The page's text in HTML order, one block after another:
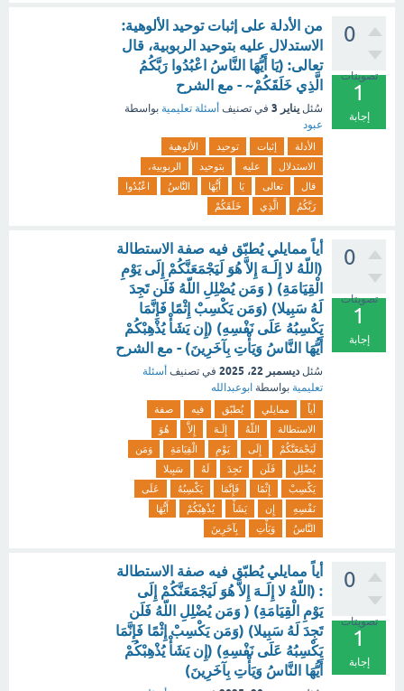
0
تصويتات
1
إجابة
من الأدلة على إثبات توحيد الألوهية:
الاستدلال عليه بتوحيد الربوبية، قال
تعالى: (يَا أَيُّهَا النَّاسُ اعْبُدُوا رَبَّكُمُ
الَّذِي خَلَقَكُمْ~ - مع الشرح
سُئل يناير 3 في تصنيف أسئلة تعليمية بواسطة
عبود
الأدلة إثبات توحيد
الألوهية
الاستدلال
عليه بتوحيد
الربوبية،
قال
تعالى يَا أَيُّهَا النَّاسُ
اعْبُدُوا
رَبَّكُمُ
الَّذِي خَلَقَكُمْ
0
تصويتات
1
إجابة
أياً ممايلي يُطبّق فيه صفة الاستطالة
(اللّهُ لا إِلَـهَ إِلاَّ هُوَ لَيَجْمَعَنَّكُمْ إِلَى يَوْمِ
الْقِيَامَةِ) ( وَمَن يُضْلِلِ اللّهُ فَلَن تَجِدَ
لَهُ سَبِيلا) (وَمَن يَكْسِبْ إِثْمًا فَإِنَّمَا
يَكْسِبُهُ عَلَى نَفْسِهِ) (إِن يَشَأْ يُذْهِبْكُمْ
أَيُّهَا النَّاسُ وَيَأْتِ بِآخَرِينَ) - مع الشرح
سُئل ديسمبر 22، 2025 في تصنيف أسئلة
تعليمية بواسطة ابوعبدالله
أياً ممايلي يُطبّق فيه
صفة
الاستطالة
اللّهُ إِلَـهَ إِلاَّ
هُوَ
لَيَجْمَعَنَّكُمْ
إِلَى يَوْمِ الْقِيَامَةِ
وَمَن
يُضْلِلِ
فَلَن تَجِدَ لَهُ
سَبِيلا
يَكْسِبْ
إِثْمًا فَإِنَّمَا يَكْسِبُهُ
عَلَى
نَفْسِهِ
إِن يَشَأْ يُذْهِبْكُمْ
أَيُّهَا
النَّاسُ
وَيَأْتِ بِآخَرِينَ
0
تصويتات
1
إجابة
أياً ممايلي يُطبّق فيه صفة الاستطالة
: (اللّهُ لا إِلَـهَ إِلاَّ هُوَ لَيَجْمَعَنَّكُمْ إِلَى
يَوْمِ الْقِيَامَةِ) ( وَمَن يُضْلِلِ اللّهُ فَلَن
تَجِدَ لَهُ سَبِيلا) (وَمَن يَكْسِبْ إِثْمًا فَإِنَّمَا
يَكْسِبُهُ عَلَى نَفْسِهِ) (إِن يَشَأْ يُذْهِبْكُمْ
أَيُّهَا النَّاسُ وَيَأْتِ بِآخَرِينَ)